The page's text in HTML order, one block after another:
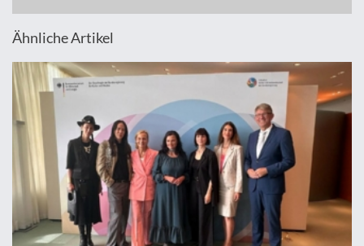
Ähnliche Artikel